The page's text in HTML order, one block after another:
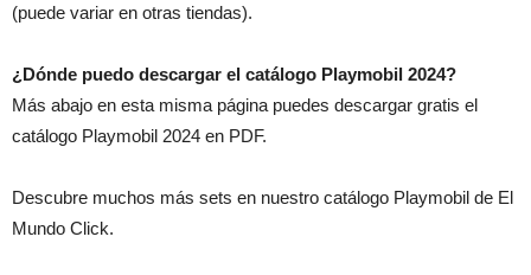
(puede variar en otras tiendas).
¿Dónde puedo descargar el catálogo Playmobil 2024?
Más abajo en esta misma página puedes descargar gratis el
catálogo Playmobil 2024 en PDF.
Descubre muchos más sets en nuestro catálogo Playmobil de El
Mundo Click.